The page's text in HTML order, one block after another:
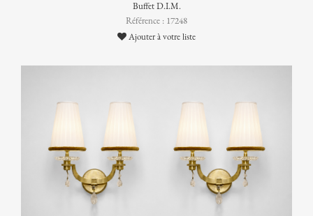
Buffet D.I.M.
Référence : 17248
Ajouter à votre liste